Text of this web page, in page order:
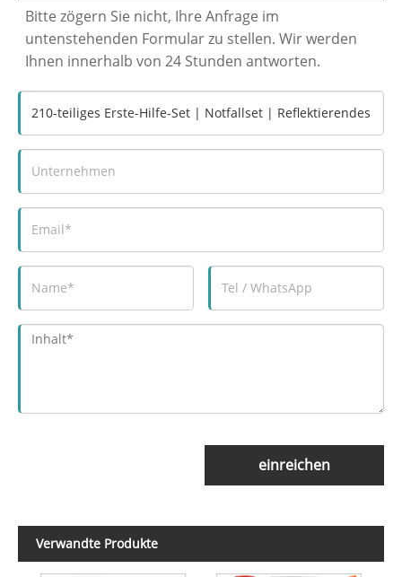
Bitte zögern Sie nicht, Ihre Anfrage im
untenstehenden Formular zu stellen. Wir werden
Ihnen innerhalb von 24 Stunden antworten.
einreichen
Verwandte Produkte